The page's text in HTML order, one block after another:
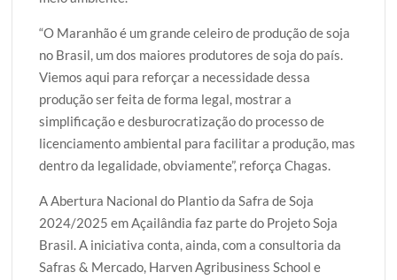
“O Maranhão é um grande celeiro de produção de soja
no Brasil, um dos maiores produtores de soja do país.
Viemos aqui para reforçar a necessidade dessa
produção ser feita de forma legal, mostrar a
simplificação e desburocratização do processo de
licenciamento ambiental para facilitar a produção, mas
dentro da legalidade, obviamente”, reforça Chagas.
A Abertura Nacional do Plantio da Safra de Soja
2024/2025 em Açailândia faz parte do Projeto Soja
Brasil. A iniciativa conta, ainda, com a consultoria da
Safras & Mercado, Harven Agribusiness School e